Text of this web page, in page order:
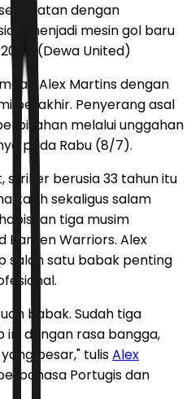
dengan
menjadi mesin gol baru
(Dewa United)
Alex Martins dengan
berakhir. Penyerang asal
melalui unggahan
pada Rabu (8/7).
striker berusia 33 tahun itu
kasih sekaligus salam
tiga musim
Banten Warriors. Alex
salah satu babak penting
babak. Sudah tiga
ini dengan rasa bangga,
besar," tulisAlex
Portugis dan